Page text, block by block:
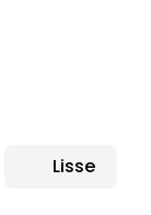
Lisse